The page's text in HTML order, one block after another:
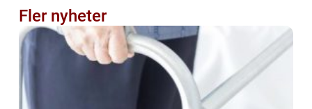
Fler nyheter